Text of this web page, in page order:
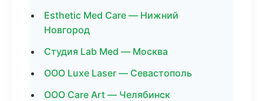
Esthetic Med Care — Нижний
Новгород
Студия Lab Med — Москва
ООО Luxe Laser — Севастополь
ООО Care Art — Челябинск